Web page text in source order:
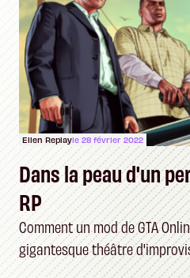
Ellen Replayle 28 février 2022
Dans la peau d'un
RP
Comment un mod de GTA
gigantesque théâtre